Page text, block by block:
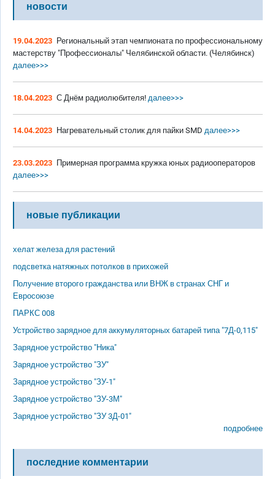
новости
19.04.2023 Региональный этап чемпионата по профессиональному
мастерству "Профессионалы" Челябинской области. (Челябинск)
далее>>>
18.04.2023 С Днём радиолюбителя! далее>>>
14.04.2023 Нагревательный столик для пайки SMD далее>>>
23.03.2023 Примерная программа кружка юных радиооператоров
далее>>>
новые публикации
хелат железа для растений
подсветка натяжных потолков в прихожей
Получение второго гражданства или ВНЖ в странах СНГ и
Евросоюзе
ПАРКС 008
Устройство зарядное для аккумуляторных батарей типа "7Д-0,115"
Зарядное устройство "Ника"
Зарядное устройство "ЗУ"
Зарядное устройство "ЗУ-1"
Зарядное устройство "ЗУ-3М"
Зарядное устройство "ЗУ 3Д-01"
подробнее
последние комментарии